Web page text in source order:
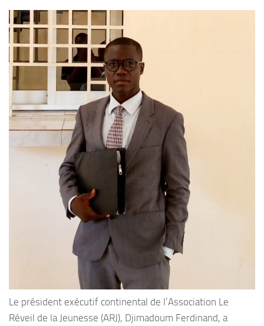
Le président exécutif continental de l’Association Le
Réveil de la Jeunesse (ARJ), Djimadoum Ferdinand, a